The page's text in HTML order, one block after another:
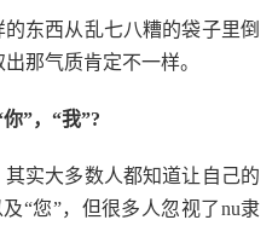
东西从乱七八糟的袋子里倒
那气质肯定不一样。
”，“我”?
实大多数人都知道让自己的
“您”，但很多人忽视了nu隶